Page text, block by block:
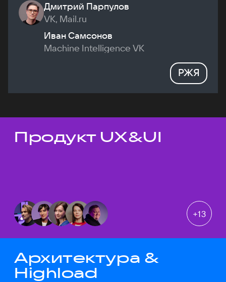
Дмитрий Парпулов
VK, Mail.ru
Иван Самсонов
Machine Intelligence VK
РЖЯ
Темы докладов
Продукт UX&UI
+13
Архитектура &
Highload